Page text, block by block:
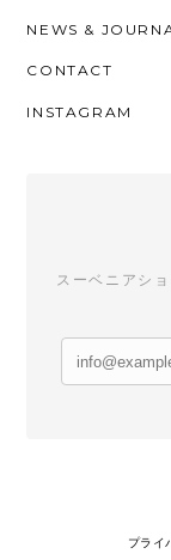
NEWS &
CONTACT
INSTAGRAM
スーベニアシ
プライ